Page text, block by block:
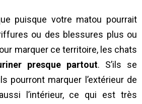
puisque votre matou pourrait
ou des blessures plus ou
marquer ce territoire, les chats
presque partout. S’ils se
pourront marquer l’extérieur de
l’intérieur, ce qui est très